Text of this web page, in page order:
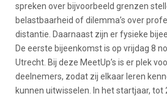
spreken over bijvoorbeeld grenzen
belastbaarheid of dilemma’s over
distantie. Daarnaast zijn er fysieke
De eerste bijeenkomst is op vrijdag 8
Utrecht. Bij deze MeetUp’s is er plek
deelnemers, zodat zij elkaar leren
kunnen uitwisselen. In het startjaar, tot